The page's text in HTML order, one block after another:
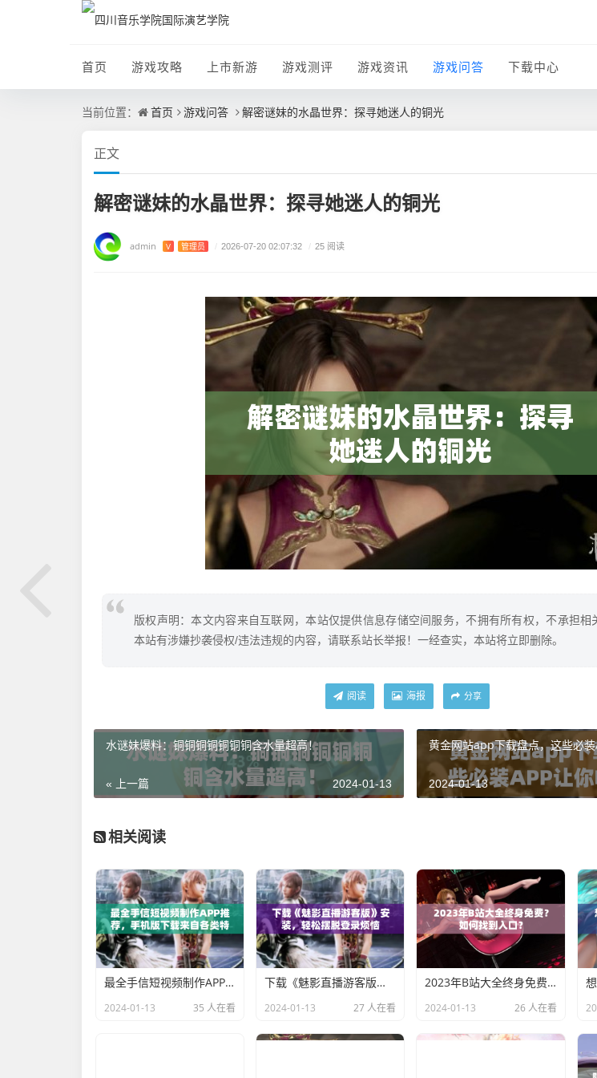
首页 游戏攻略 上市新游 游戏测评 游戏资讯 游戏问答 下载中心
当前位置： 首页 游戏问答 解密谜妹的水晶世界：探寻她迷人的铜光
正文
解密谜妹的水晶世界：探寻她迷人的铜光
admin V 管理员 / 2026-07-20 02:07:32 / 25 阅读
版权声明：本文内容来自互联网，本站仅提供信息存储空间服务，不拥有所有权，不承担相
本站有涉嫌抄袭侵权/违法违规的内容，请联系站长举报！一经查实，本站将立即删除。
阅读 海报 分享
水谜妹爆料：铜铜铜铜铜铜铜含水量超高！
« 上一篇 2024-01-13
黄金网站app下载盘点，这些必
2024-01-13
相关阅读
最全手信短视频制作APP推荐，手机版下载来自各类特色平台！
2024-01-13 35 人在看
下载《魅影直播游客版》安装，轻松摆脱登录烦恼
2024-01-13 27 人在看
2023年B站大全终身免费？如何找到入口？
2024-01-13 26 人在看